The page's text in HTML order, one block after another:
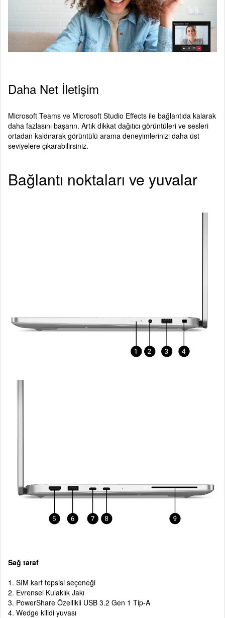
Daha Net İletişim
Microsoft Teams ve Microsoft Studio Effects ile bağlantıda kalarak
daha fazlasını başarın. Artık dikkat dağıtıcı görüntüleri ve sesleri
ortadan kaldırarak görüntülü arama deneyimlerinizi daha üst
seviyelere çıkarabilirsiniz.
Bağlantı noktaları ve yuvalar
Sağ taraf
1. SIM kart tepsisi seçeneği
2. Evrensel Kulaklık Jakı
3. PowerShare Özellikli USB 3.2 Gen 1 Tip-A
4. Wedge kilidi yuvası